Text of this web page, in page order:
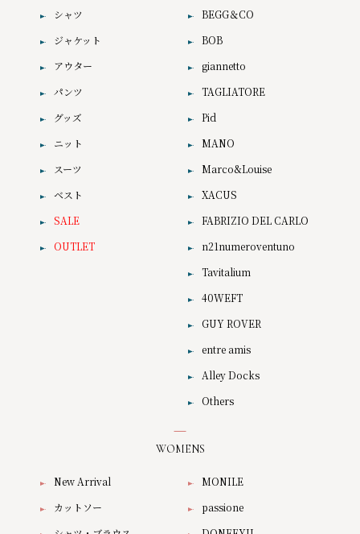
シャツ
ジャケット
アウター
パンツ
グッズ
ニット
スーツ
ベスト
SALE
OUTLET
BEGG＆CO
BOB
giannetto
TAGLIATORE
Pid
MANO
Marco&Louise
XACUS
FABRIZIO DEL CARLO
n21numeroventuno
Tavitalium
40WEFT
GUY ROVER
entre amis
Alley Docks
Others
WOMENS
New Arrival
カットソー
MONILE
passione